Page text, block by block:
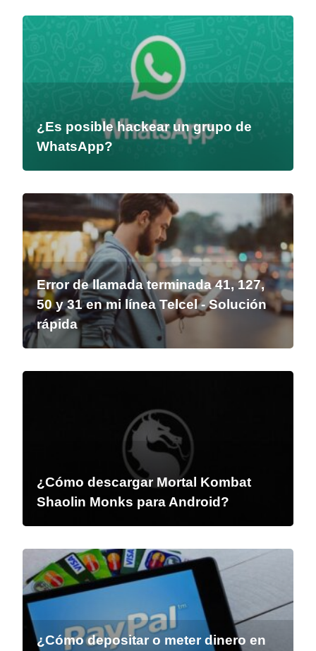
¿Es posible hackear un grupo de
WhatsApp?
Error de llamada terminada 41, 127,
50 y 31 en mi línea Telcel - Solución
rápida
¿Cómo descargar Mortal Kombat
Shaolin Monks para Android?
¿Cómo depositar o meter dinero en